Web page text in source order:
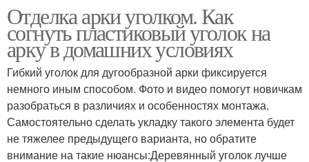
Отделка арки уголком. Как
согнуть пластиковый уголок на
арку в домашних условиях
Гибкий уголок для дугообразной арки фиксируется
немного иным способом. Фото и видео помогут новичкам
разобраться в различиях и особенностях монтажа.
Самостоятельно сделать укладку такого элемента будет
не тяжелее предыдущего варианта, но обратите
внимание на такие нюансы:Деревянный уголок лучше